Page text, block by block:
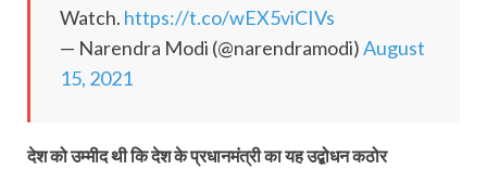
Watch. https://t.co/wEX5viCIVs
— Narendra Modi (@narendramodi)August
15, 2021
देश को उम्मीद थी कि देश के प्रधानमंत्री का यह उद्बोधन कठोर